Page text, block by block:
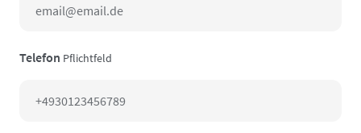
Telefon Pflichtfeld